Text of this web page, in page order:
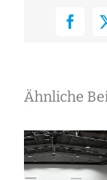
Ähnliche